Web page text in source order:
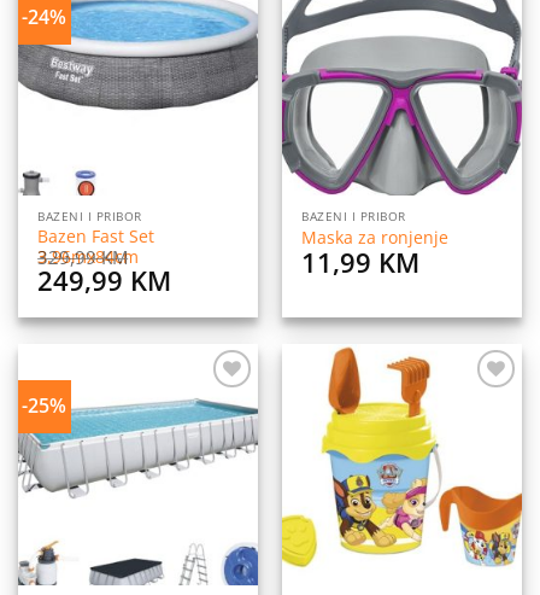
-24%
Dodaj
na
listu
želja
BAZENI I PRIBOR
Bazen Fast Set
3,96mx84cm
329,99KM
Original
price
was:
249,99 KM
is:
249,99 KM.
Dodaj
na
listu
želja
BAZENI I PRIBOR
Maska za ronjenje
11,99 KM
-25%
Dodaj
na
listu
želja